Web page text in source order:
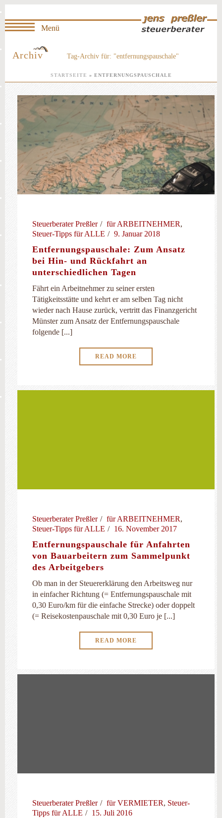
Archiv Tag-Archiv für: "entfernungspauschale"
STARTSEITE » ENTFERNUNGSPAUSCHALE
Steuerberater Preßler für ARBEITNEHMER,
Steuer-Tipps für ALLE
9. Januar 2018
Entfernungspauschale: Zum Ansatz
bei Hin- und Rückfahrt an
unterschiedlichen Tagen
Fährt ein Arbeitnehmer zu seiner ersten
Tätigkeitsstätte und kehrt er am selben Tag nicht
wieder nach Hause zurück, vertritt das Finanzgericht
Münster zum Ansatz der Entfernungspauschale
folgende [...]
READ MORE
Steuerberater Preßler für ARBEITNEHMER,
Steuer-Tipps für ALLE
16. November 2017
Entfernungspauschale für Anfahrten
von Bauarbeitern zum Sammelpunkt
des Arbeitgebers
Ob man in der Steuererklärung den Arbeitsweg nur
in einfacher Richtung (= Entfernungspauschale mit
0,30 Euro/km für die einfache Strecke) oder doppelt
(= Reisekostenpauschale mit 0,30 Euro je [...]
READ MORE
Steuerberater Preßler für VERMIETER, Steuer-
Tipps für ALLE
15. Juli 2016